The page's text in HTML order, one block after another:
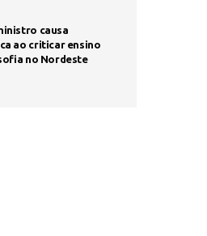
causa
ao criticar ensino
no Nordeste